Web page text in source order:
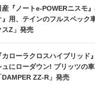
産『ノートe-POWERニスモ
』用、テインのフルスペック
スZ」発売
カローラクロスハイブリッド
ュにローダウン! ブリッツの
DAMPER ZZ-R」発売